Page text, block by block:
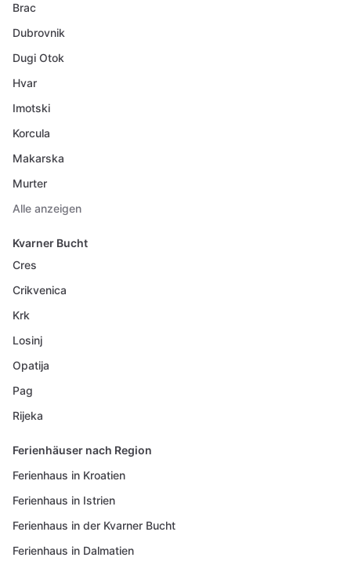
Brac
Dubrovnik
Dugi Otok
Hvar
Imotski
Korcula
Makarska
Murter
Alle anzeigen
Kvarner Bucht
Cres
Crikvenica
Krk
Losinj
Opatija
Pag
Rijeka
Ferienhäuser nach Region
Ferienhaus in Kroatien
Ferienhaus in Istrien
Ferienhaus in der Kvarner Bucht
Ferienhaus in Dalmatien